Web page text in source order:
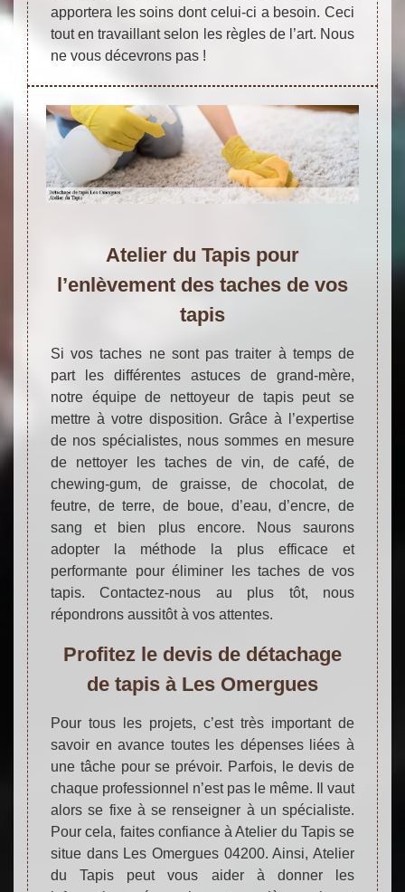
apportera les soins dont celui-ci a besoin. Ceci
tout en travaillant selon les règles de l’art. Nous
ne vous décevrons pas !
Atelier du Tapis pour
l’enlèvement des taches de vos
tapis
Si vos taches ne sont pas traiter à temps de
part les différentes astuces de grand-mère,
notre équipe de nettoyeur de tapis peut se
mettre à votre disposition. Grâce à l’expertise
de nos spécialistes, nous sommes en mesure
de nettoyer les taches de vin, de café, de
chewing-gum, de graisse, de chocolat, de
feutre, de terre, de boue, d’eau, d’encre, de
sang et bien plus encore. Nous saurons
adopter la méthode la plus efficace et
performante pour éliminer les taches de vos
tapis. Contactez-nous au plus tôt, nous
répondrons aussitôt à vos attentes.
Profitez le devis de détachage
de tapis à Les Omergues
Pour tous les projets, c’est très important de
savoir en avance toutes les dépenses liées à
une tâche pour se prévoir. Parfois, le devis de
chaque professionnel n’est pas le même. Il vaut
alors se fixe à se renseigner à un spécialiste.
Pour cela, faites confiance à Atelier du Tapis se
situe dans Les Omergues 04200. Ainsi, Atelier
du Tapis peut vous aider à donner les